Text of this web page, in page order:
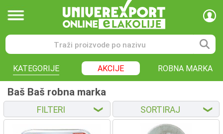
KATEGORIJE AKCIJE ROBNA MARKA
Baš Baš robna marka
FILTERI ❮ SORTIRAJ ❮